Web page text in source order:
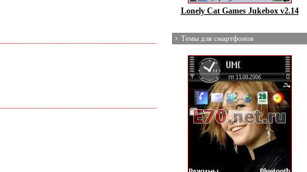
Lonely Cat Games Jukebox v2.14
Темы для смартфонов